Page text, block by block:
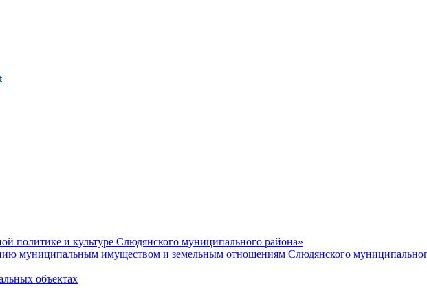
политике и культуре Слюдянского муниципального района»
муниципальным имуществом и земельным отношениям Слюдянского
объектах